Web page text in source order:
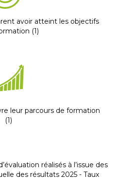
avoir atteint les objectifs
(1)
leur parcours de formation
(1)
réalisés à l’issue des
des résultats 2025 - Taux